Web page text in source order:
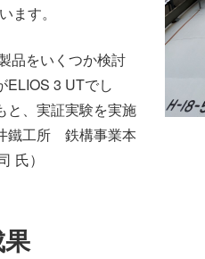
ます。
品をいくつか検討
ELIOS 3 UTでし
と、実証実験を実施
鐵工所 鉄構事業本
氏）